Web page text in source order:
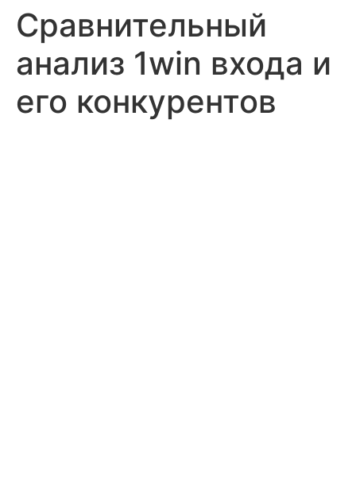
Сравнительный
анализ 1win входа и
его конкурентов